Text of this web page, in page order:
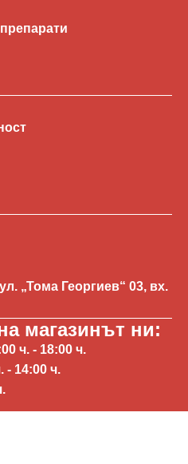
„Тома Георгиев“ 03, вх.
магазинът ни:
ч. - 18:00 ч.
- 14:00 ч.